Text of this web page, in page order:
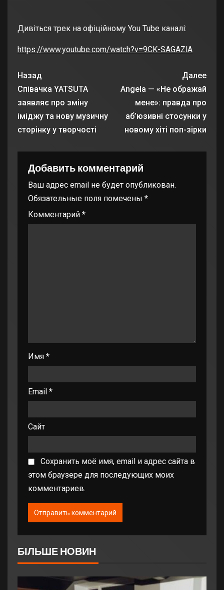
Дивіться трек на офіційному You Tube каналі:
https://www.youtube.com/watch?v=9CK-SAGAZlA
Назад
Співачка YATSUTA
заявляє про зміну
іміджу та нову музичну
сторінку у творчості
Далее
Angela — «Не ображай
мене»: правда про
аб’юзивні стосунки у
новому хіті поп-зірки
Добавить комментарий
Ваш адрес email не будет опубликован.
Обязательные поля помечены *
Комментарий *
Имя *
Email *
Сайт
Сохранить моё имя, email и адрес сайта в
этом браузере для последующих моих
комментариев.
БІЛЬШЕ НОВИН